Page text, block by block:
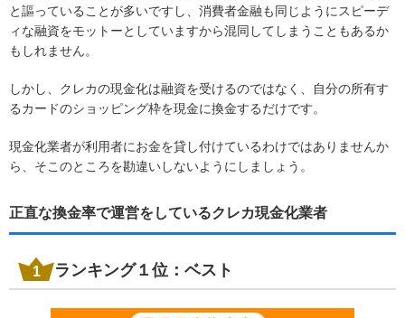
と謳っていることが多いですし、消費者金融も同じようにスピーデ
ィな融資をモットーとしていますから混同してしまうこともあるか
もしれません。
しかし、クレカの現金化は融資を受けるのではなく、自分の所有す
るカードのショッピング枠を現金に換金するだけです。
現金化業者が利用者にお金を貸し付けているわけではありませんか
ら、そこのところを勘違いしないようにしましょう。
正直な換金率で運営をしているクレカ現金化業者
ランキング１位：ベスト